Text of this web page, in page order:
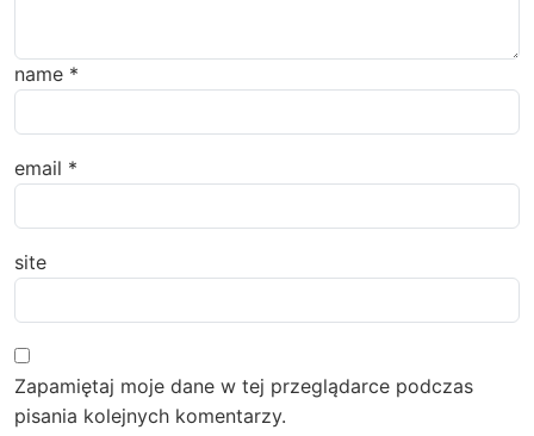
name *
email *
site
Zapamiętaj moje dane w tej przeglądarce podczas
pisania kolejnych komentarzy.